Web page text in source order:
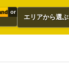
or
エリアから選ぶ